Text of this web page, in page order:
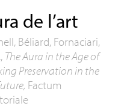
de l’art
Béliard, Fornaciari,
The Aura in the Age of
Preservation in the
Factum